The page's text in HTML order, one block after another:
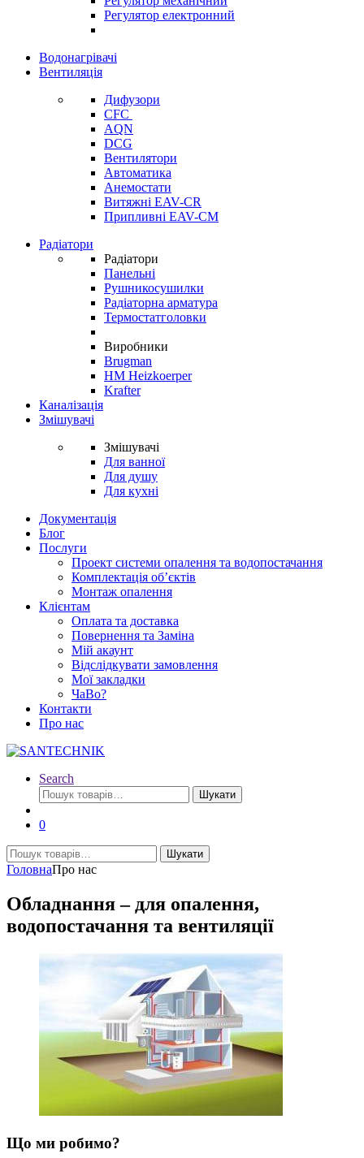
Регулятор електронний
Водонагрівачі
Вентиляція
Дифузори
CFC
AQN
DCG
Вентилятори
Автоматика
Анемостати
Витяжні EAV-CR
Припливні EAV-CM
Радіатори
Радіатори
Панельні
Рушникосушилки
Радіаторна арматура
Термостатголовки
Виробники
Brugman
HM Heizkoerper
Krafter
Каналізація
Змішувачі
Змішувачі
Для ванної
Для душу
Для кухні
Документація
Блог
Послуги
Проект системи опалення та водопостачання
Комплектація об’єктів
Монтаж опалення
Клієнтам
Оплата та доставка
Повернення та Заміна
Мій акаунт
Відслідкувати замовлення
Мої закладки
ЧаВо?
Контакти
Про нас
Search
Шукати:
Шукати
0
Шукати:
Шукати
ГоловнаПро нас
Обладнання – для опалення,
водопостачання та вентиляції
Що ми робимо?